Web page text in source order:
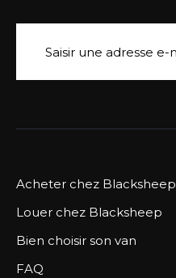
Acheter chez Blacksheep
Louer chez Blacksheep
Bien choisir son van
FAQ